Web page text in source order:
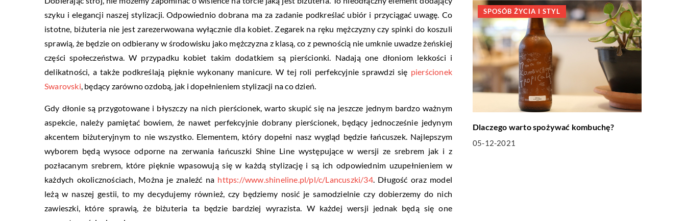
szyku i elegancji naszej stylizacji. Odpowiednio dobrana ma za zadanie podkreślać ubiór i przyciągać uwagę. Co
istotne, biżuteria nie jest zarezerwowana wyłącznie dla kobiet. Zegarek na ręku mężczyzny czy spinki do koszuli
sprawią, że będzie on odbierany w środowisku jako mężczyzna z klasą, co z pewnością nie umknie uwadze żeńskiej
części społeczeństwa. W przypadku kobiet takim dodatkiem są pierścionki. Nadają one dłoniom lekkości i
delikatności, a także podkreślają pięknie wykonany manicure. W tej roli perfekcyjnie sprawdzi się pierścionek
Swarovski, będący zarówno ozdobą, jak i dopełnieniem stylizacji na co dzień.
Gdy dłonie są przygotowane i błyszczy na nich pierścionek, warto skupić się na jeszcze jednym bardzo ważnym
aspekcie, należy pamiętać bowiem, że nawet perfekcyjnie dobrany pierścionek, będący jednocześnie jedynym
akcentem biżuteryjnym to nie wszystko. Elementem, który dopełni nasz wygląd będzie łańcuszek. Najlepszym
wyborem będą wysoce odporne na zerwania łańcuszki Shine Line występujące w wersji ze srebrem jak i z
pozłacanym srebrem, które pięknie wpasowują się w każdą stylizację i są ich odpowiednim uzupełnieniem w
każdych okolicznościach, Można je znaleźć na https://www.shineline.pl/pl/c/Lancuszki/34. Długość oraz model
leżą w naszej gestii, to my decydujemy również, czy będziemy nosić je samodzielnie czy dobierzemy do nich
zawieszki, które sprawią, że biżuteria ta będzie bardziej wyrazista. W każdej wersji jednak będą się one
SPOSÓB ŻYCIA I STYL
Dlaczego warto spożywać kombuchę?
05-12-2021